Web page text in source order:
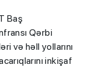
Baş
Qərbi
və həll yollarını
inkişaf